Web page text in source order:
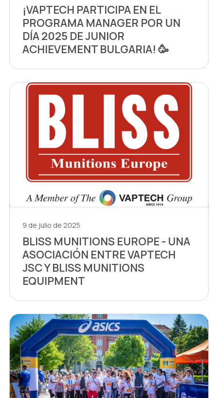
¡VAPTECH PARTICIPA EN EL
PROGRAMA MANAGER POR UN
DÍA 2025 DE JUNIOR
ACHIEVEMENT BULGARIA! 🥳
9 de julio de 2025
BLISS MUNITIONS EUROPE - UNA
ASOCIACIÓN ENTRE VAPTECH
JSC Y BLISS MUNITIONS
EQUIPMENT